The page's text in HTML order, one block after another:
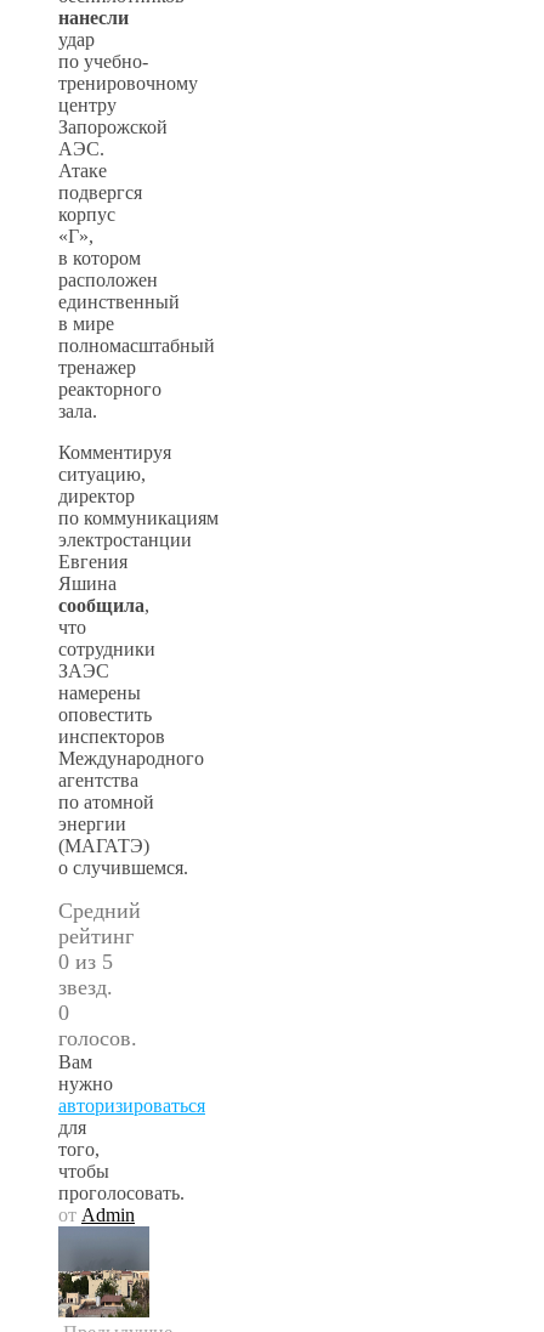
нанесли
удар
по учебно-
тренировочному
центру
Запорожской
АЭС.
Атаке
подвергся
корпус
«Г»,
в котором
расположен
единственный
в мире
полномасштабный
тренажер
реакторного
зала.
Комментируя
ситуацию,
директор
по коммуникациям
электростанции
Евгения
Яшина
сообщила,
что
сотрудники
ЗАЭС
намерены
оповестить
инспекторов
Международного
агентства
по атомной
энергии
(МАГАТЭ)
о случившемся.
Средний
рейтинг
0 из 5
звезд.
0
голосов.
Вам
нужно
авторизироваться
для
того,
чтобы
проголосовать.
от Admin